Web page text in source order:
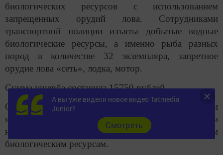
биологических ресурсов с использованием
запрещенных орудий лова. Сотрудниками
транспортной полиции изъяты добытые водные
биологические ресурсы, а именно рыба разных
пород в количестве 32 экземпляра, запретное
орудие лова «сеть», лодка, мотор.
Сумма ущерба составила 15750 рублей.
Следует отметить, что аналогичные лесковые сети
являются орудием массового истребления рыб и
наносят значительный ущерб водным
биологическим ресурсам.
А вы уже видели новое видео Tatmedia
Junior?
Cмотреть